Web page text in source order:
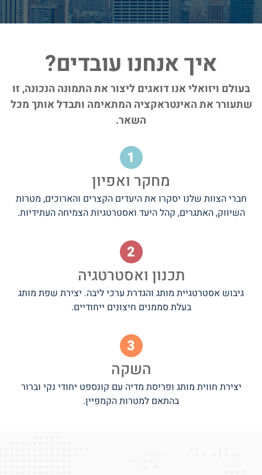
איך אנחנו עובדים?
בעולם ויזואלי אנו דואגים ליצור את התמונה הנכונה, זו
שתעורר את האינטראקציה המתאימה ותבדל אותך מכל
השאר.
מחקר ואפיון
חברי הצוות שלנו יסקרו את היעדים הקצרים והארוכים, מטרות
השיווק, האתגרים, קהל היעד ואסטרטגיות הצמיחה העתידיות.
תכנון ואסטרטגיה
גיבוש אסטרטגיית מותג והגדרת ערכי ליבה. יצירת שפת מותג
בעלת סממנים חיצונים ייחודיים.
השקה
יצירת חווית מותג ופריסת מדיה עם קונספט יחודי נקי וברור
בהתאם למטרות הקמפיין.